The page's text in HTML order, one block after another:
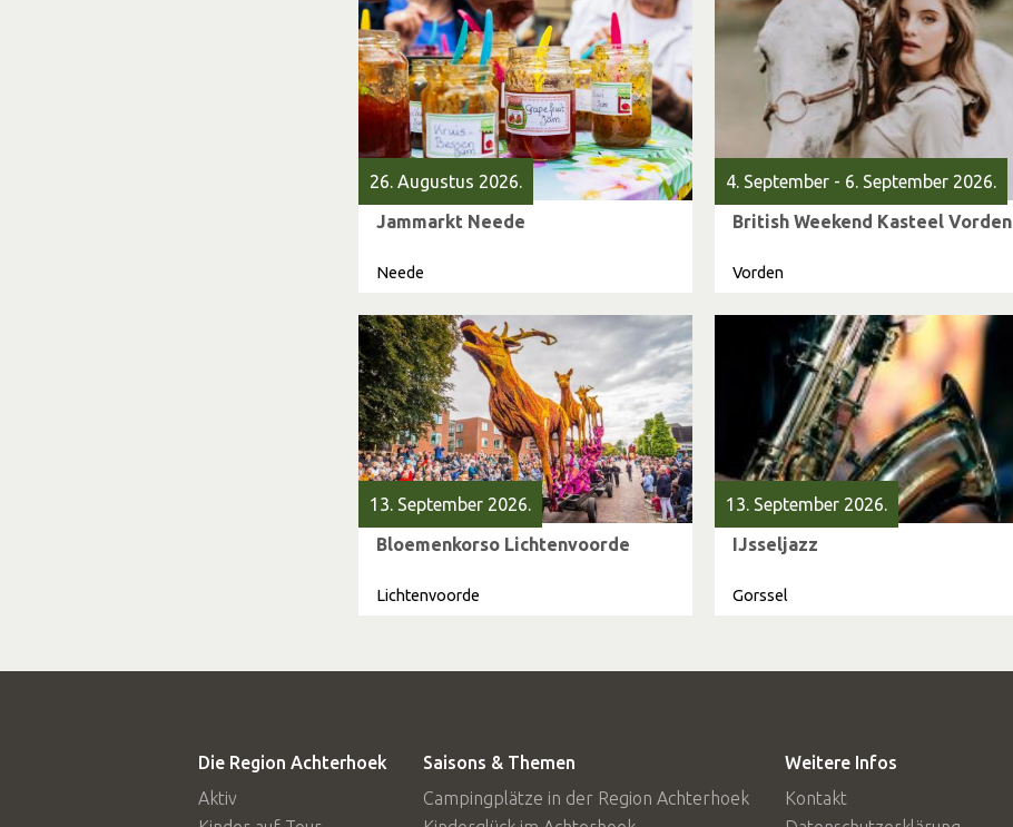
26. Augustus 2026.
Jammarkt Neede
Neede
4. September - 6. September 2026.
British Weekend Kasteel Vorden
Vorden
13. September 2026.
Bloemenkorso Lichtenvoorde
Lichtenvoorde
13. September 2026.
IJsseljazz
Gorssel
Die Region Achterhoek
Aktiv
Saisons & Themen
Campingplätze in der Region Achterhoek
Weitere Infos
Kontakt